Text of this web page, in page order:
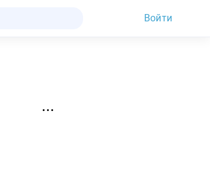
Войти